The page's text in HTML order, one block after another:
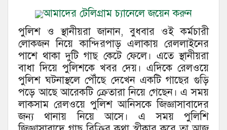
আমাদের টেলিগ্রাম চ্যানেলে জয়েন করুন
পুলিশ ও স্থানীয়রা জানান, বুধবার ওই কর্মচারী
লোকজন নিয়ে কান্দিরপাড় এলাকায় রেললাইনের
পাশে থাকা দুটি গাছ কেটে ফেলে। এতে স্থানীয়রা
বাধা দিয়ে পুলিশকে খবর দেয়। এদিকে রেলওয়ে
পুলিশ ঘটনাস্থলে পৌঁছে দেখেন একটি গাছের গুড়ি
পড়ে আছে আরেকটি ক্রেতারা নিয়ে গেছেন। এ সময়
লাকসাম রেলওয়ে পুলিশ আনিসকে জিজ্ঞাসাবাদের
জন্য থানায় নিয়ে আসে। এ সময় পুলিশি